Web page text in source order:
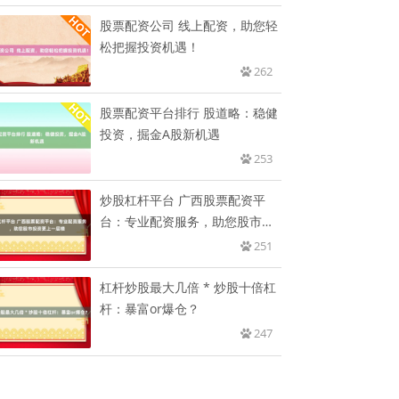
股票配资公司 线上配资，助您轻
松把握投资机遇！
262
股票配资平台排行 股道略：稳健
投资，掘金A股新机遇
253
炒股杠杆平台 广西股票配资平
台：专业配资服务，助您股市投
251
杠杆炒股最大几倍 * 炒股十倍杠
杆：暴富or爆仓？
247